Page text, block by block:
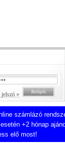
jelszó »
számlázó
+2 hónap
elő most!